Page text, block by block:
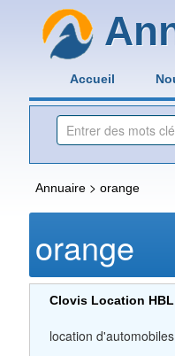
Accueil
Annuaire > orange
orange
Clovis Location
location